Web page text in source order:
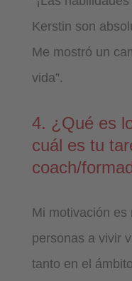
Kerstin son
Me mostró un
vida”.
4. ¿Qué es
cuál es tu
coach/
Mi motivación es
personas a vivir
tanto en el